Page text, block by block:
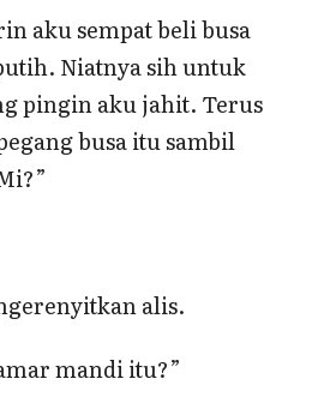
aku sempat beli busa
Niatnya sih untuk
pingin aku jahit. Terus
busa itu sambil
alis.
mandi itu?”